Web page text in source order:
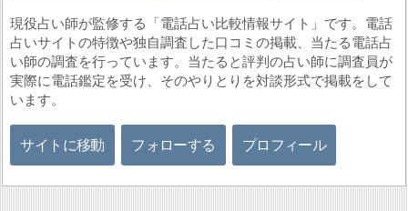
現役占い師が監修する「電話占い比較情報サイト」です。電話
占いサイトの特徴や独自調査した口コミの掲載、当たる電話占
い師の調査を行っています。当たると評判の占い師に調査員が
実際に電話鑑定を受け、そのやりとりを対談形式で掲載をして
います。
サイトに移動 フォローする プロフィール